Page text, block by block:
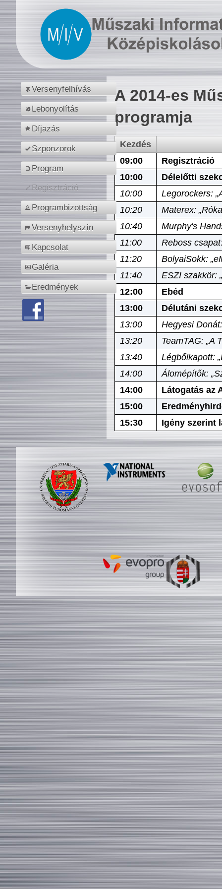
Versenyfelhívás
Lebonyolítás
Díjazás
Szponzorok
Program
Regisztráció
Programbizottság
Versenyhelyszín
Kapcsolat
Galéria
Eredmények
A 2014-es
programja
Kezdés
09:00
Regisztráció
10:00
Délelőtti
10:00
Legorockers:
10:20
Materex:
10:40
Murphy's
11:00
Reboss
11:20
BolyaiSokk:
11:40
ESZI szakkör:
12:00
Ebéd
13:00
Délutáni
13:00
Hegyesi
13:20
TeamTAG: „A
13:40
Légbőlkapott:
14:00
Álomépítők:
14:00
Látogatás az
15:00
15:30
Igény szerint